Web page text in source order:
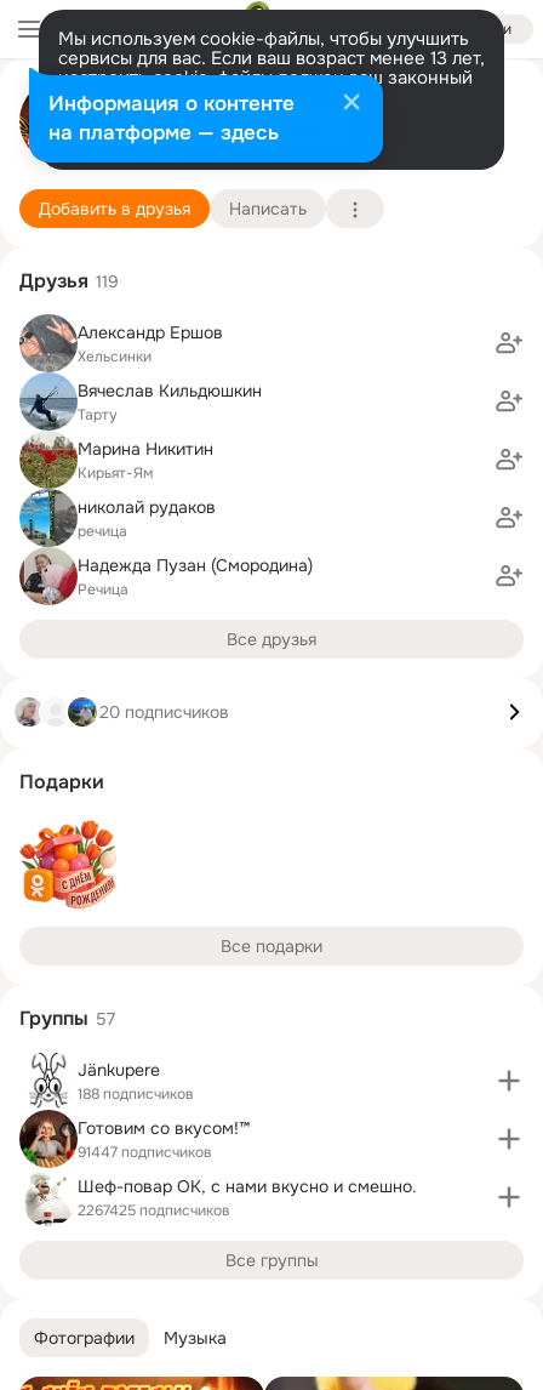
Войти
Мы используем cookie-файлы, чтобы улучшить
сервисы для вас. Если ваш возраст менее 13 лет,
настроить cookie-файлы должен ваш законный
представитель. Больше информации
Разрешить все Настроить
Ирина Отнякина (Смородина)
Тарту 25 ноября (45 лет)
Подробнее
Добавить в друзья Написать
Фотографии Музыка
Друзья 119
Александр Ершов
Хельсинки
Вячеслав Кильдюшкин
Тарту
Марина Никитин
Кирьят-Ям
николай рудаков
речица
Надежда Пузан (Смородина)
Речица
Все друзья
20 подписчиков
Подарки
Все подарки
Группы 57
Jänkupere
188 подписчиков
Готовим со вкусом!™
91447 подписчиков
Шеф-повар ОК, с нами вкусно и смешно.
2267425 подписчиков
Все группы
Информация о контенте
на платформе — здесь